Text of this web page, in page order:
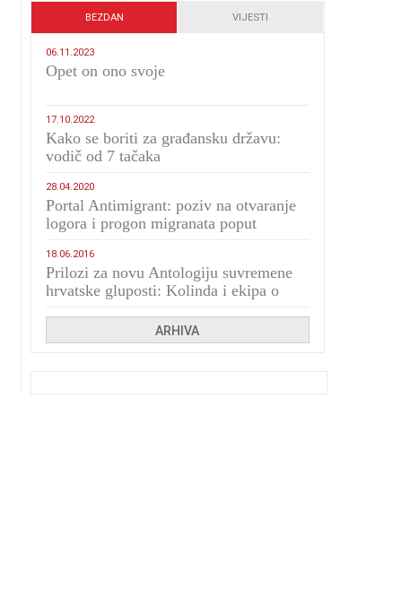
BEZDAN VIJESTI
06.11.2023
​Opet on ono svoje
17.10.2022
Kako se boriti za građansku državu:
vodič od 7 tačaka
28.04.2020
Portal Antimigrant: poziv na otvaranje
logora i progon migranata poput
18.06.2016
Prilozi za novu Antologiju suvremene
hrvatske gluposti: Kolinda i ekipa o
ARHIVA